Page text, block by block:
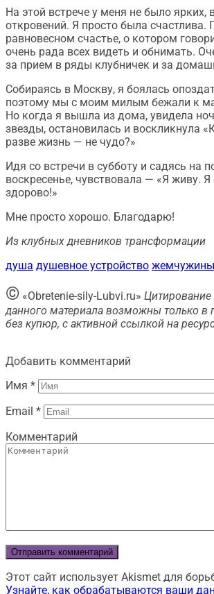
На этой встрече у меня не было
откровений. Я просто была счастлива.
равновесном счастье, о котором
очень рада всех видеть и обнимать.
за прием в ряды клубничек и за
Собираясь в Москву, я боялась
поэтому мы с моим милым бежали к
Но когда я вышла из дома, увидела
звезды, остановилась и воскликнула
разве жизнь — не чудо?»
Идя со встречи в субботу и садясь на
воскресенье, чувствовала — «Я живу. Я
здорово!»
Мне просто хорошо. Благодарю!
Из клубных дневников трансформации
душа душевное устройство
© «Obretenie-sily-Lubvi.ru»
данного материала возможны только в
без купюр, с активной ссылкой на
Добавить комментарий
Имя *
Email *
Комментарий
Этот сайт использует Akismet для
Узнайте, как обрабатываются ваши